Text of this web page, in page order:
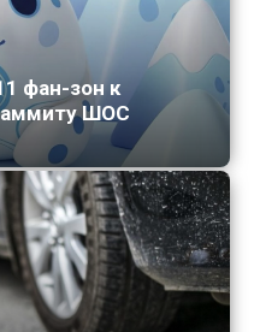
фан-зон к
ШОС